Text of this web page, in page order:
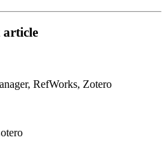
article
RefWorks, Zotero